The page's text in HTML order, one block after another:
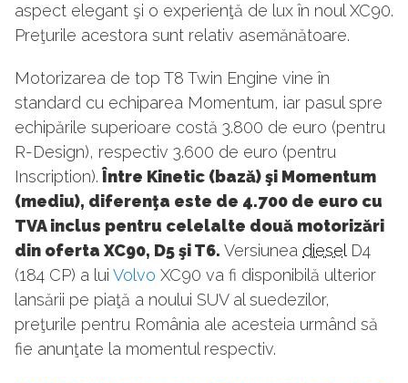
aspect elegant şi o experienţă de lux în noul XC90.
Preţurile acestora sunt relativ asemănătoare.
Motorizarea de top T8 Twin Engine vine în
standard cu echiparea Momentum, iar pasul spre
echipările superioare costă 3.800 de euro (pentru
R-Design), respectiv 3.600 de euro (pentru
Inscription). Între Kinetic (bază) şi Momentum
(mediu), diferenţa este de 4.700 de euro cu
TVA inclus pentru celelalte două motorizări
din oferta XC90, D5 şi T6. Versiunea dieselD4
(184 CP) a lui Volvo XC90 va fi disponibilă ulterior
lansării pe piaţă a noului SUV al suedezilor,
preţurile pentru România ale acesteia urmând să
fie anunţate la momentul respectiv.